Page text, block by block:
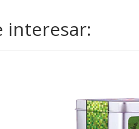
interesar: